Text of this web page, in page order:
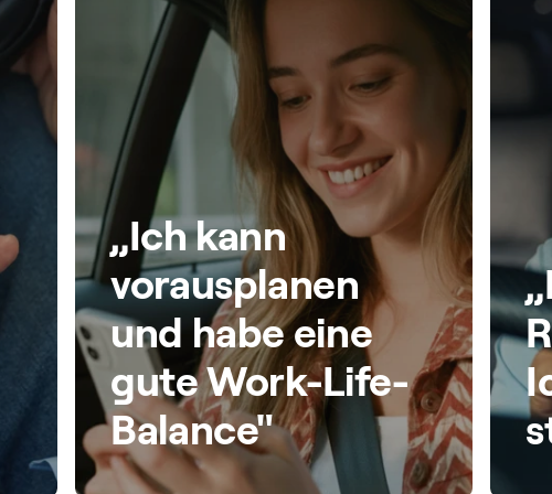
„Ich kann
vorausplanen
und habe eine
gute Work-Life-
Balance"